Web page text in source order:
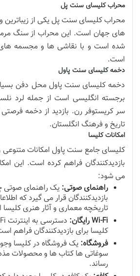
محراب کلیسای سنت پل
محراب کلیسای سنت پل یکی از زیباترین
های جهان است. این محراب از سنگ
شده است و با نقاشی ها و مجسمه
است.
دخمه کلیسای سنت پاول
دخمه کلیسای سنت پاول محل دفن
برجسته انگلیسی است از جمله لرد
سر کریستوفر رن. بازدید از دخمه
تاریخ و فرهنگ انگلستان.
امکانات کلیسا
کلیسای جامع سنت پاول امکانات متنوعی
بازدیدکنندگان فراهم کرده است. این
می شود:
راهنمای صوتی: یک راهنمای صوتی
بازدیدکنندگان قرار می گیرد که
تاریخچه معماری و آثار هنری
Wi-Fi رایگان:
کلیسا برای بازدیدکنندگان فراهم
فروشگاه: یک فروشگاه در کلیسا
سوغاتی ها کتاب ها و محصولات
رساند.